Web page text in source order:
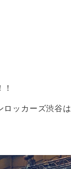
ロッカーズ渋谷は